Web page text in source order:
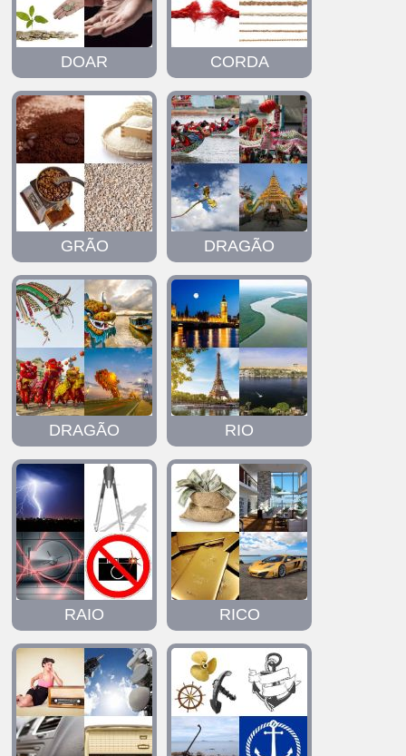
DOAR CORDA
GRÃO DRAGÃO
DRAGÃO RIO
RAIO RICO